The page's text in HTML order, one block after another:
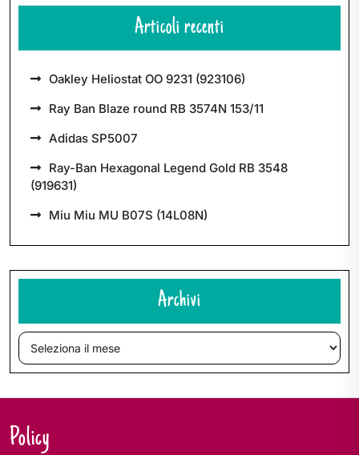
Articoli recenti
Oakley Heliostat OO 9231 (923106)
Ray Ban Blaze round RB 3574N 153/11
Adidas SP5007
Ray-Ban Hexagonal Legend Gold RB 3548
(919631)
Miu Miu MU B07S (14L08N)
Archivi
Archivi
Policy